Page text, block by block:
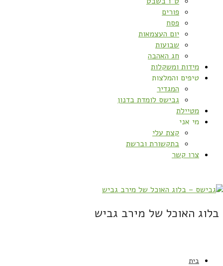
פורים
פסח
יום העצמאות
שבועות
חג האהבה
מידות ומשקלות
טיפים והמלצות
המגדיר
גבישס לומדת בדנון
מטיילת
מי אני
קצת עלי
בתקשורת וברשת
צרו קשר
בלוג האוכל של מירב גביש
בית